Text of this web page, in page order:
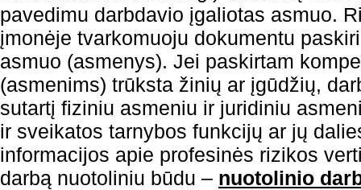
pavedimu darbdavio įgaliotas asmuo.
įmonėje tvarkomuoju dokumentu
asmuo (asmenys). Jei paskirtam
(asmenims) trūksta žinių ar įgūdžių,
sutartį fiziniu asmeniu ir juridiniu
ir sveikatos tarnybos funkcijų ar jų
informacijos apie profesinės rizikos
darbą nuotoliniu būdu – nuotolinio